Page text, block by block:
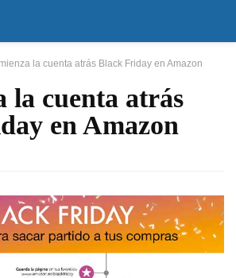
la cuenta atrás Black Friday en Amazon
la cuenta atrás
en Amazon